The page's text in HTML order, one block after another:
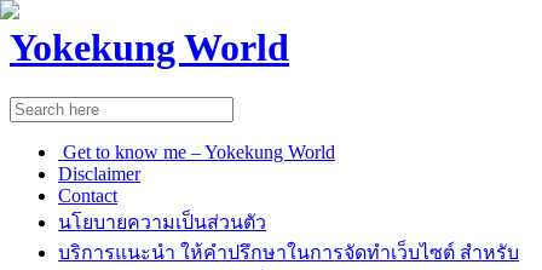
Yokekung World
Get to know me – Yokekung World
Disclaimer
Contact
นโยบายความเป็นส่วนตัว
บริการแนะนำ ให้คำปรึกษาในการจัดทำเว็บไซต์ สำหรับ